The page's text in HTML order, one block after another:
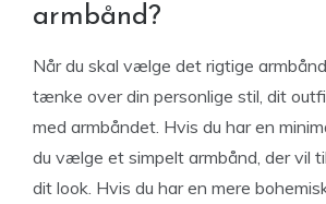
armbånd?
Når du skal vælge det rigtige
tænke over din personlige stil, dit
med armbåndet. Hvis du har en
du vælge et simpelt armbånd, der vil
dit look. Hvis du har en mere